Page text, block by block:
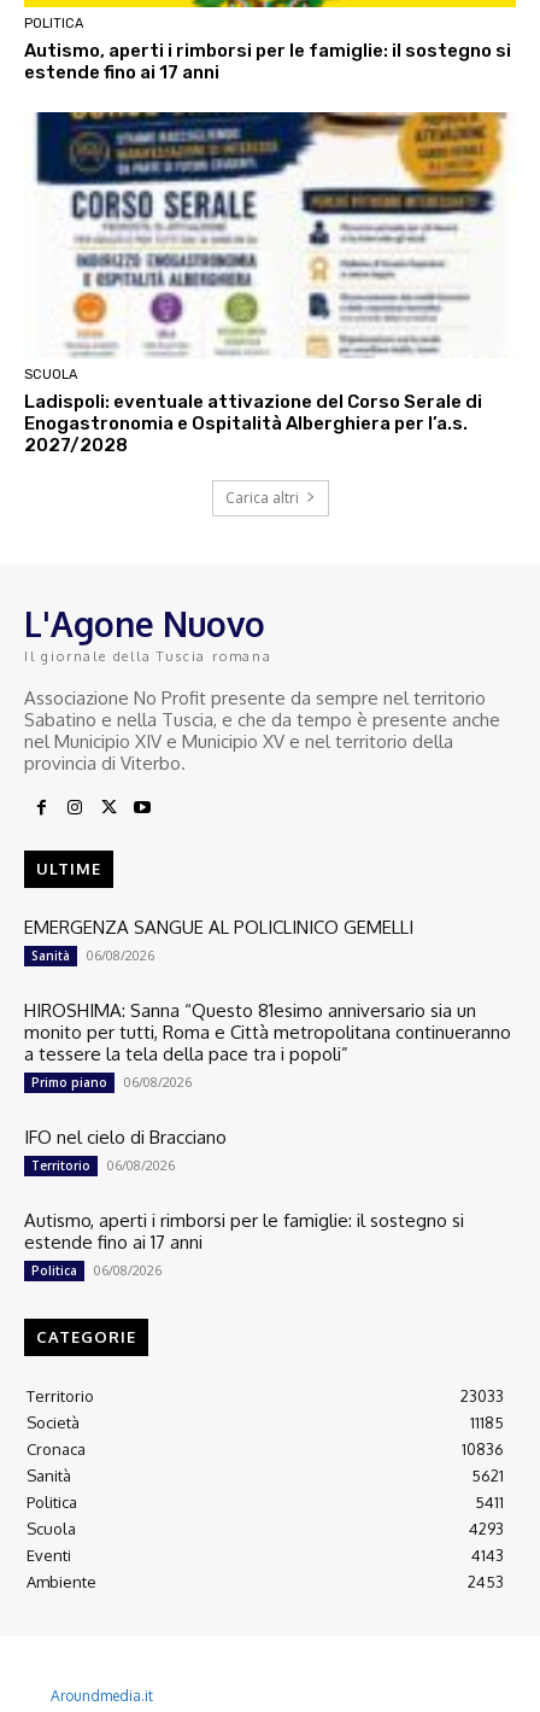
POLITICA
Autismo, aperti i rimborsi per le famiglie: il sostegno si
estende fino ai 17 anni
SCUOLA
Ladispoli: eventuale attivazione del Corso Serale di
Enogastronomia e Ospitalità Alberghiera per l’a.s.
2027/2028
Carica altri
L'Agone Nuovo
Il giornale della Tuscia romana
Associazione No Profit presente da sempre nel territorio
Sabatino e nella Tuscia, e che da tempo è presente anche
nel Municipio XIV e Municipio XV e nel territorio della
provincia di Viterbo.
ULTIME
EMERGENZA SANGUE AL POLICLINICO GEMELLI
Sanità 06/08/2026
HIROSHIMA: Sanna “Questo 81esimo anniversario sia un
monito per tutti, Roma e Città metropolitana continueranno
a tessere la tela della pace tra i popoli”
Primo piano 06/08/2026
IFO nel cielo di Bracciano
Territorio 06/08/2026
Autismo, aperti i rimborsi per le famiglie: il sostegno si
estende fino ai 17 anni
Politica 06/08/2026
CATEGORIE
Territorio
23033
Società
11185
Cronaca
10836
Sanità
5621
Politica
5411
Scuola
4293
Eventi
4143
Ambiente
2453
Aroundmedia.it